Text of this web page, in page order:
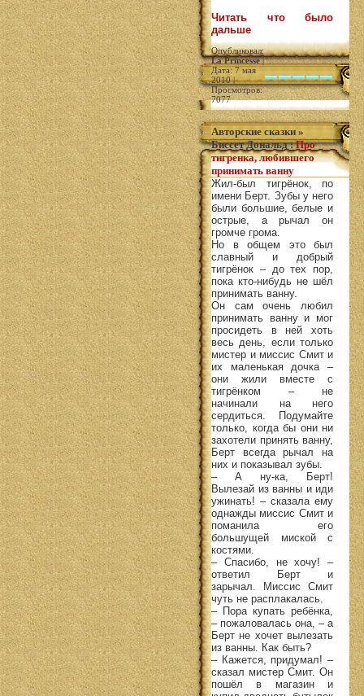
Читать что было
дальше
Опубликовал:
La Princesse|
Дата: 7 мая
2010 |
Просмотров:
7077
Авторские сказки »
Биссет Дональд:Про
тигренка, любившего
принимать ванну
Жил-был тигрёнок, по
имени Берт. Зубы у него
были большие, белые и
острые, а рычал он
громче грома.
Но в общем это был
славный и добрый
тигрёнок – до тех пор,
пока кто-нибудь не шёл
принимать ванну.
Он сам очень любил
принимать ванну и мог
просидеть в ней хоть
весь день, если только
мистер и миссис Смит и
их маленькая дочка –
они жили вместе с
тигрёнком – не
начинали на него
сердиться. Подумайте
только, когда бы они ни
захотели принять ванну,
Берт всегда рычал на
них и показывал зубы.
– А ну-ка, Берт!
Вылезай из ванны и иди
ужинать! – сказала ему
однажды миссис Смит и
поманила его
большущей миской с
костями.
– Спасибо, не хочу! –
ответил Берт и
зарычал. Миссис Смит
чуть не расплакалась.
– Пора купать ребёнка,
– пожаловалась она, – а
Берт не хочет вылезать
из ванны. Как быть?
– Кажется, придумал! –
сказал мистер Смит. Он
пошёл в магазин и